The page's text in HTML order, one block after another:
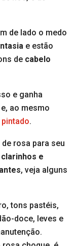
de lado o medo
e estão
de cabelo
e ganha
e, ao mesmo
.
rosa para seu
clarinhos e
, veja alguns
tons pastéis,
doce, leves e